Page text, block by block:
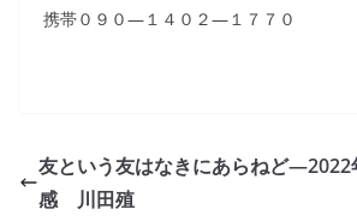
携帯０９０―１４０２―１７７０
友という友はなきにあらねど―2022
感 川田殖